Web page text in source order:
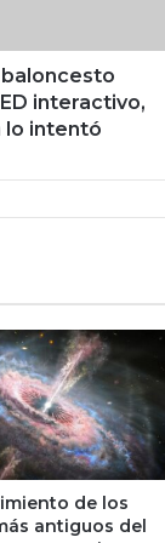
interactivo,
lo intentó
de los
antiguos del